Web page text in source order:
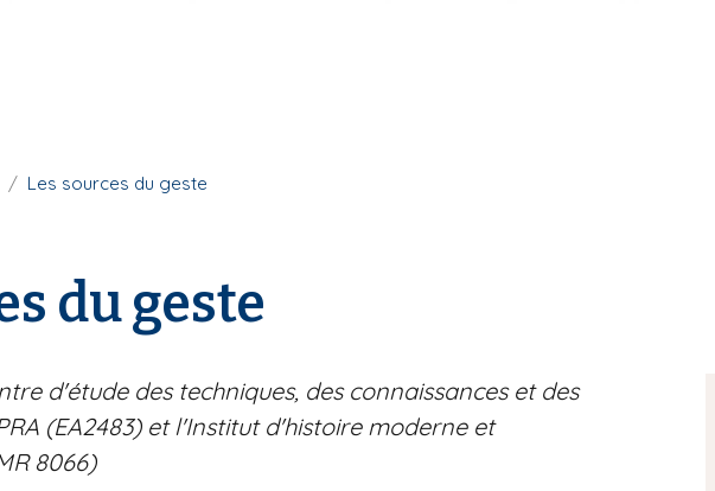
Les sources du geste
du geste
d'étude des techniques, des connaissances et des
(EA2483) et l'Institut d'histoire moderne et
8066)